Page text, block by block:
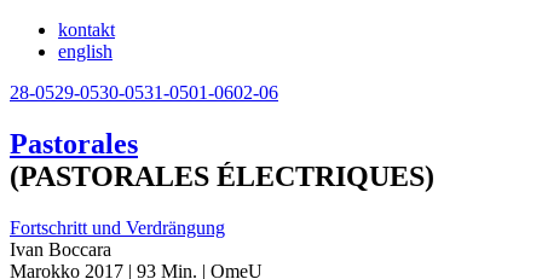
kontakt
english
28-0529-0530-0531-0501-0602-06
Pastorales
(PASTORALES ÉLECTRIQUES)
Fortschritt und Verdrängung
Ivan Boccara
Marokko 2017 | 93 Min. | OmeU